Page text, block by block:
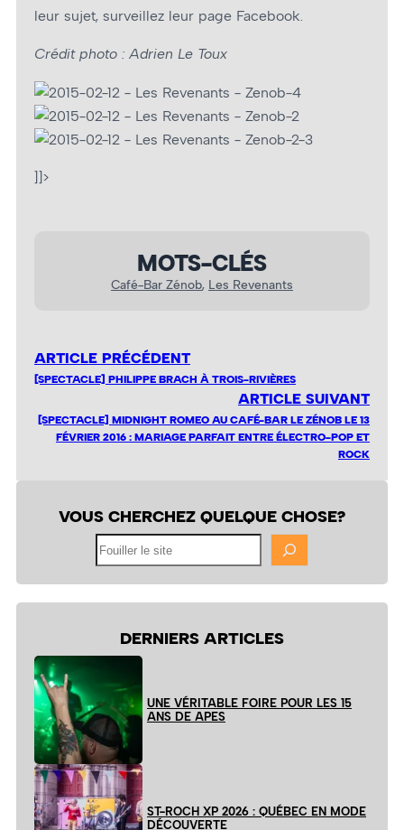
leur sujet, surveillez leur page Facebook.
Crédit photo : Adrien Le Toux
]]>
MOTS-CLÉS
Café-Bar Zénob, Les Revenants
ARTICLE PRÉCÉDENT
[SPECTACLE] PHILIPPE BRACH À TROIS-RIVIÈRES
ARTICLE SUIVANT
[SPECTACLE] MIDNIGHT ROMEO AU CAFÉ-BAR LE ZÉNOB LE 13
FÉVRIER 2016 : MARIAGE PARFAIT ENTRE ÉLECTRO-POP ET
ROCK
VOUS CHERCHEZ QUELQUE CHOSE?
DERNIERS ARTICLES
UNE VÉRITABLE FOIRE POUR LES 15
ANS DE APES
ST-ROCH XP 2026 : QUÉBEC EN MODE
DÉCOUVERTE